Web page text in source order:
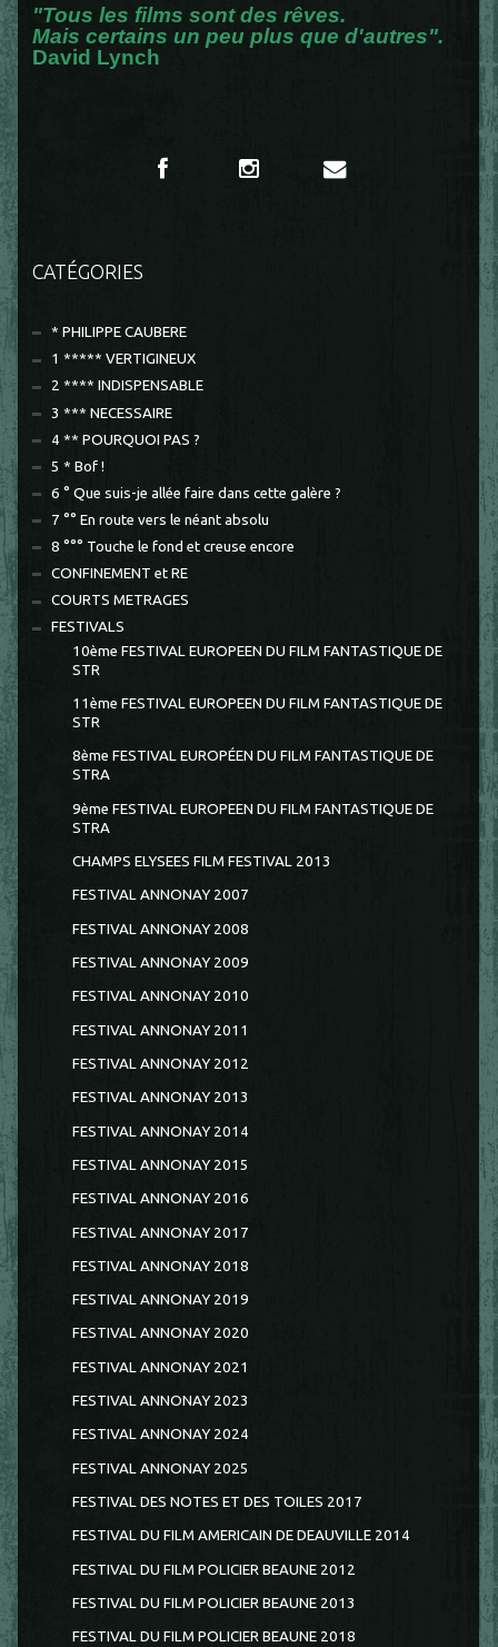
"Tous les films sont des rêves.
Mais certains un peu plus que d'autres".
David Lynch
CATÉGORIES
* PHILIPPE CAUBERE
1 ***** VERTIGINEUX
2 **** INDISPENSABLE
3 *** NECESSAIRE
4 ** POURQUOI PAS ?
5 * Bof !
6 ° Que suis-je allée faire dans cette galère ?
7 °° En route vers le néant absolu
8 °°° Touche le fond et creuse encore
CONFINEMENT et RE
COURTS METRAGES
FESTIVALS
10ème FESTIVAL EUROPEEN DU FILM FANTASTIQUE DE
STR
11ème FESTIVAL EUROPEEN DU FILM FANTASTIQUE DE
STR
8ème FESTIVAL EUROPÉEN DU FILM FANTASTIQUE DE
STRA
9ème FESTIVAL EUROPEEN DU FILM FANTASTIQUE DE
STRA
CHAMPS ELYSEES FILM FESTIVAL 2013
FESTIVAL ANNONAY 2007
FESTIVAL ANNONAY 2008
FESTIVAL ANNONAY 2009
FESTIVAL ANNONAY 2010
FESTIVAL ANNONAY 2011
FESTIVAL ANNONAY 2012
FESTIVAL ANNONAY 2013
FESTIVAL ANNONAY 2014
FESTIVAL ANNONAY 2015
FESTIVAL ANNONAY 2016
FESTIVAL ANNONAY 2017
FESTIVAL ANNONAY 2018
FESTIVAL ANNONAY 2019
FESTIVAL ANNONAY 2020
FESTIVAL ANNONAY 2021
FESTIVAL ANNONAY 2023
FESTIVAL ANNONAY 2024
FESTIVAL ANNONAY 2025
FESTIVAL DES NOTES ET DES TOILES 2017
FESTIVAL DU FILM AMERICAIN DE DEAUVILLE 2014
FESTIVAL DU FILM POLICIER BEAUNE 2012
FESTIVAL DU FILM POLICIER BEAUNE 2013
FESTIVAL DU FILM POLICIER BEAUNE 2018